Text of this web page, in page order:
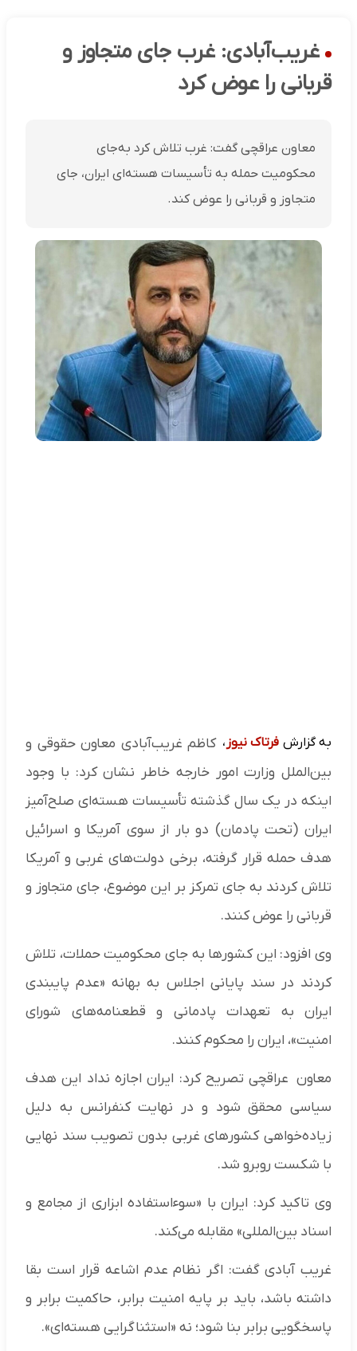
غریب‌آبادی: غرب جای متجاوز و
قربانی را عوض کرد
معاون عراقچی گفت: غرب تلاش کرد به‌جای
محکومیت حمله به تأسیسات هسته‌ای ایران، جای
متجاوز و قربانی را عوض کند.
به گزارش فرتاک نیوز ، کاظم غریب‌آبادی معاون حقوقی و
بین‌الملل وزارت امور خارجه خاطر نشان کرد: با وجود
اینکه در یک سال گذشته تأسیسات هسته‌ای صلح‌آمیز
ایران (تحت پادمان) دو بار از سوی آمریکا و اسرائیل
هدف حمله قرار گرفته، برخی دولت‌های غربی و آمریکا
تلاش کردند به جای تمرکز بر این موضوع، جای متجاوز و
قربانی را عوض کنند.
وی افزود: این کشورها به جای محکومیت حملات، تلاش
کردند در سند پایانی اجلاس به بهانه «عدم پایبندی
ایران به تعهدات پادمانی و قطعنامه‌های شورای
امنیت»، ایران را محکوم کنند.
معاون عراقچی تصریح کرد: ایران اجازه نداد این هدف
سیاسی محقق شود و در نهایت کنفرانس به دلیل
زیاده‌خواهی کشورهای غربی بدون تصویب سند نهایی
با شکست روبرو شد.
وی تاکید کرد: ایران با «سوءاستفاده ابزاری از مجامع و
اسناد بین‌المللی» مقابله می‌کند.
غریب آبادی گفت: اگر نظام عدم اشاعه قرار است بقا
داشته باشد، باید بر پایه امنیت برابر، حاکمیت برابر و
پاسخگویی برابر بنا شود؛ نه «استثناگرایی هسته‌ای».